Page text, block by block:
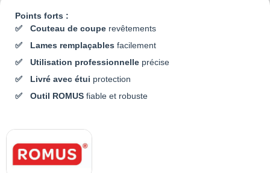
Points forts :
Couteau de coupe revêtements
Lames remplaçables facilement
Utilisation professionnelle précise
Livré avec étui protection
Outil ROMUS fiable et robuste